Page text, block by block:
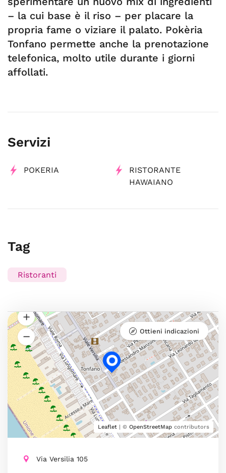
– la cui base è il riso – per placare la
propria fame o viziare il palato. Pokèria
Tonfano permette anche la prenotazione
telefonica, molto utile durante i giorni
affollati.
Servizi
POKERIA
RISTORANTE
HAWAIANO
Tag
Ristoranti
Leaflet | © OpenStreetMap contributors
Ottieni indicazioni
Via Versilia 105